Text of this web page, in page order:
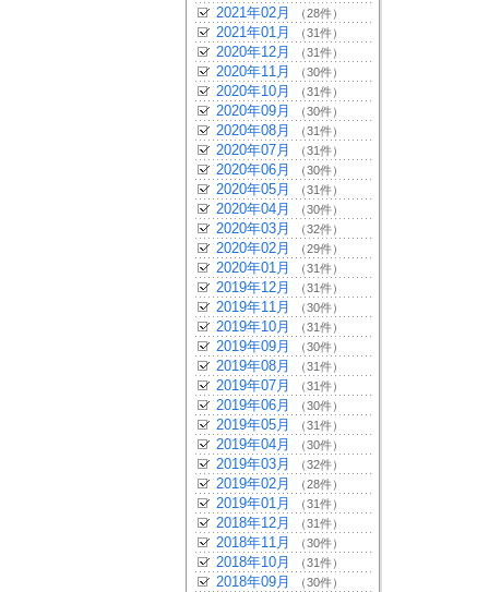
2021年02月 （28件）
2021年01月 （31件）
2020年12月 （31件）
2020年11月 （30件）
2020年10月 （31件）
2020年09月 （30件）
2020年08月 （31件）
2020年07月 （31件）
2020年06月 （30件）
2020年05月 （31件）
2020年04月 （30件）
2020年03月 （32件）
2020年02月 （29件）
2020年01月 （31件）
2019年12月 （31件）
2019年11月 （30件）
2019年10月 （31件）
2019年09月 （30件）
2019年08月 （31件）
2019年07月 （31件）
2019年06月 （30件）
2019年05月 （31件）
2019年04月 （30件）
2019年03月 （32件）
2019年02月 （28件）
2019年01月 （31件）
2018年12月 （31件）
2018年11月 （30件）
2018年10月 （31件）
2018年09月 （30件）